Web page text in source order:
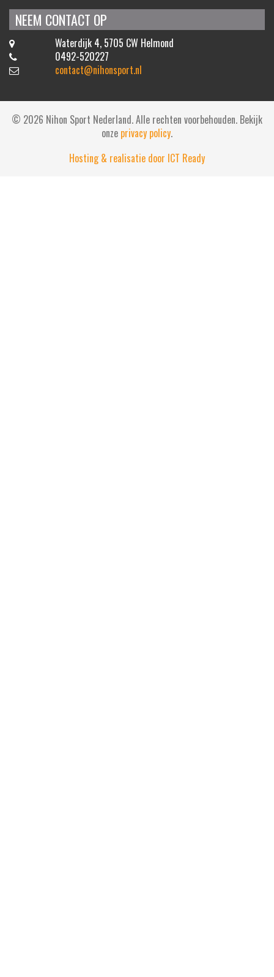
NEEM CONTACT OP
Waterdijk 4, 5705 CW Helmond
0492-520227
contact@nihonsport.nl
© 2026 Nihon Sport Nederland. Alle rechten voorbehouden. Bekijk
onze privacy policy.
Hosting & realisatie door ICT Ready